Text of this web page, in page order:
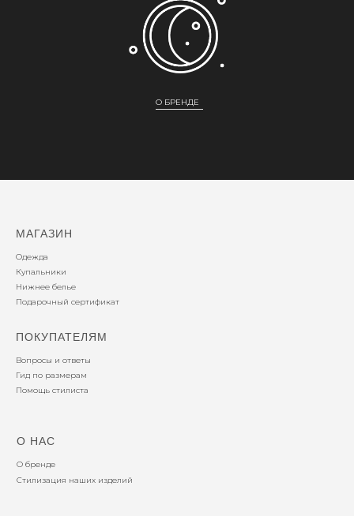
О БРЕНДЕ
МАГАЗИН
Одежда
Купальники
Нижнее белье
Подарочный сертификат
ПОКУПАТЕЛЯМ
Вопросы и ответы
Гид по размерам
Помощь стилиста
О НАС
О бренде
Стилизация наших изделий